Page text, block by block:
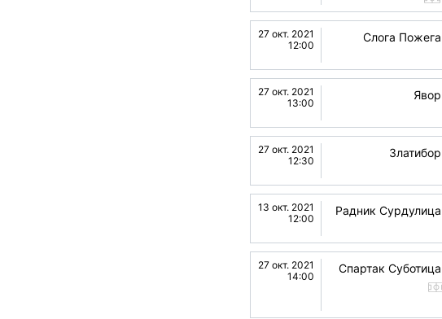
27 окт. 2021
12:00
Слога Пожега
27 окт. 2021
13:00
Явор
27 окт. 2021
12:30
Златибор
13 окт. 2021
12:00
Радник Сурдулица
27 окт. 2021
14:00
Спартак Суботица